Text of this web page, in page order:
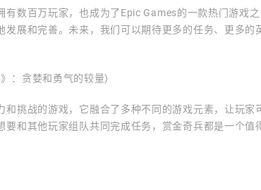
有数百万玩家，也成为了Epic Games的一款热门游戏
发展和完善。未来，我们可以期待更多的任务、更多
和挑战的游戏，它融合了多种不同的游戏元素，让玩
要和其他玩家组队共同完成任务，赏金奇兵都是一个